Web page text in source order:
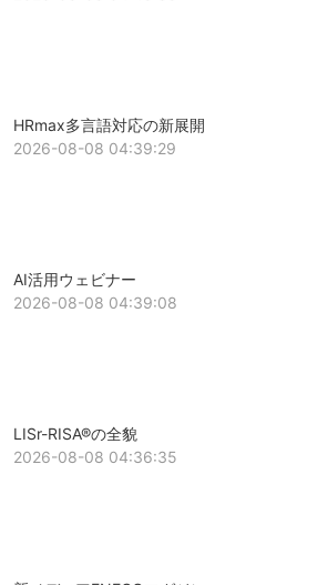
HRmax多言語対応の新展開
2026-08-08 04:39:29
AI活用ウェビナー
2026-08-08 04:39:08
LISr-RISA®の全貌
2026-08-08 04:36:35